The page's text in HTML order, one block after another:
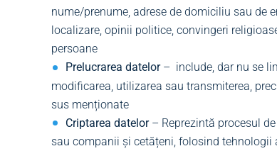
nume/prenume, adrese de domiciliu sau de
localizare, opinii politice, convingeri
persoane
Prelucrarea datelor– include, dar nu se
modificarea, utilizarea sau transmiterea,
sus menționate
Criptarea datelor– Reprezintă procesul
sau companii și cetățeni, folosind